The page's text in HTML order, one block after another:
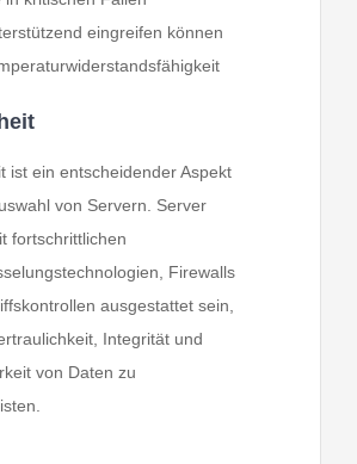
eingreifen können
ist ein entscheidender Aspekt
von Servern. Server
fortschrittlichen
Firewalls
ausgestattet sein,
Integrität und
von Daten zu